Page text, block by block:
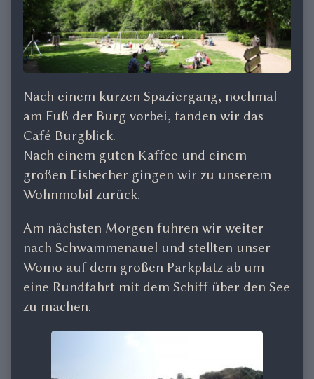
Nach einem kurzen Spaziergang, nochmal
am Fuß der Burg vorbei, fanden wir das
Café Burgblick.
Nach einem guten Kaffee und einem
großen Eisbecher gingen wir zu unserem
Wohnmobil zurück.
Am nächsten Morgen fuhren wir weiter
nach Schwammenauel und stellten unser
Womo auf dem großen Parkplatz ab um
eine Rundfahrt mit dem Schiff über den See
zu machen.